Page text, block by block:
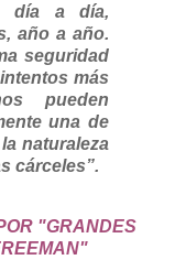
día a día,
año a año.
seguridad
más
pueden
una de
naturaleza
cárceles”.
"GRANDES